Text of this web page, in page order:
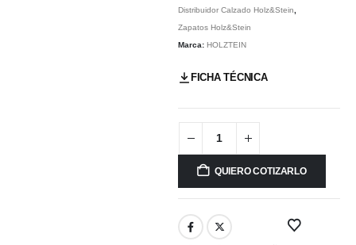
Distribuidor Calzado Holz&Stein
Zapatos Holz&Stein
Marca: HOLZTEIN
FICHA TÉCNICA
QUIERO COTIZARLO